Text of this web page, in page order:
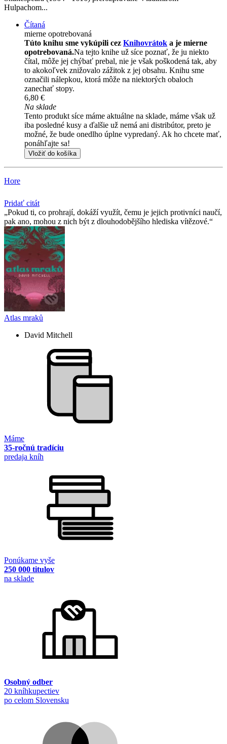
Hulpachom...
Čítaná
mierne opotrebovaná
Túto knihu sme vykúpili cez Knihovrátok a je mierne
opotrebovaná.Na tejto knihe už síce poznať, že ju niekto
čítal, môže jej chýbať prebal, nie je však poškodená tak, aby
to akokoľvek znižovalo zážitok z jej obsahu. Knihu sme
označili nálepkou, ktorá môže na niektorých obaloch
zanechať stopy.
6,80 €
Na sklade
Tento produkt síce máme aktuálne na sklade, máme však už
iba posledné kusy a ďalšie už nemá ani distribútor, preto je
možné, že bude onedlho úplne vypredaný. Ak ho chcete mať,
ponáhľajte sa!
Vložiť do košíka
Hore
Pridať citát
Pokud ti, co prohrají, dokáží využít, čemu je jejich protivníci naučí,
pak ano, mohou z nich být z dlouhodobějšího hlediska vítězové.
Atlas mraků
David Mitchell
Máme
35-ročnú tradíciu
predaja kníh
Ponúkame vyše
250 000 titulov
na sklade
Osobný odber
20 kníhkupectiev
po celom Slovensku